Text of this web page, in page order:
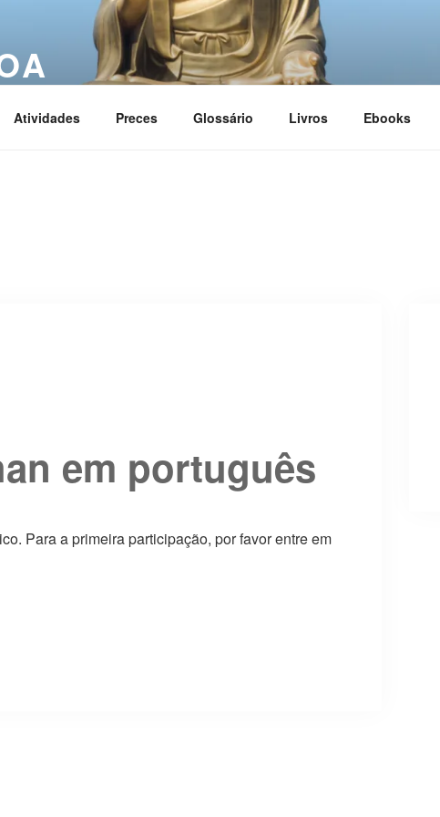
Atividades Preces Glossário Livros Ebooks
em português
Para a primeira participação, por favor entre em